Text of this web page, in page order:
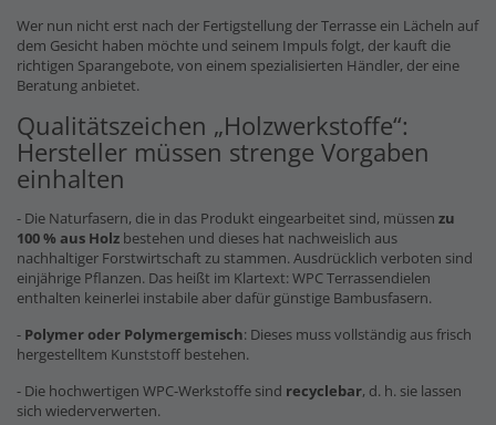
Wer nun nicht erst nach der Fertigstellung der Terrasse ein Lächeln auf
dem Gesicht haben möchte und seinem Impuls folgt, der kauft die
richtigen Sparangebote, von einem spezialisierten Händler, der eine
Beratung anbietet.
Qualitätszeichen „Holzwerkstoffe“:
Hersteller müssen strenge Vorgaben
einhalten
- Die Naturfasern, die in das Produkt eingearbeitet sind, müssen zu
100 % aus Holz bestehen und dieses hat nachweislich aus
nachhaltiger Forstwirtschaft zu stammen. Ausdrücklich verboten sind
einjährige Pflanzen. Das heißt im Klartext: WPC Terrassendielen
enthalten keinerlei instabile aber dafür günstige Bambusfasern.
- Polymer oder Polymergemisch: Dieses muss vollständig aus frisch
hergestelltem Kunststoff bestehen.
- Die hochwertigen WPC-Werkstoffe sind recyclebar, d. h. sie lassen
sich wiederverwerten.